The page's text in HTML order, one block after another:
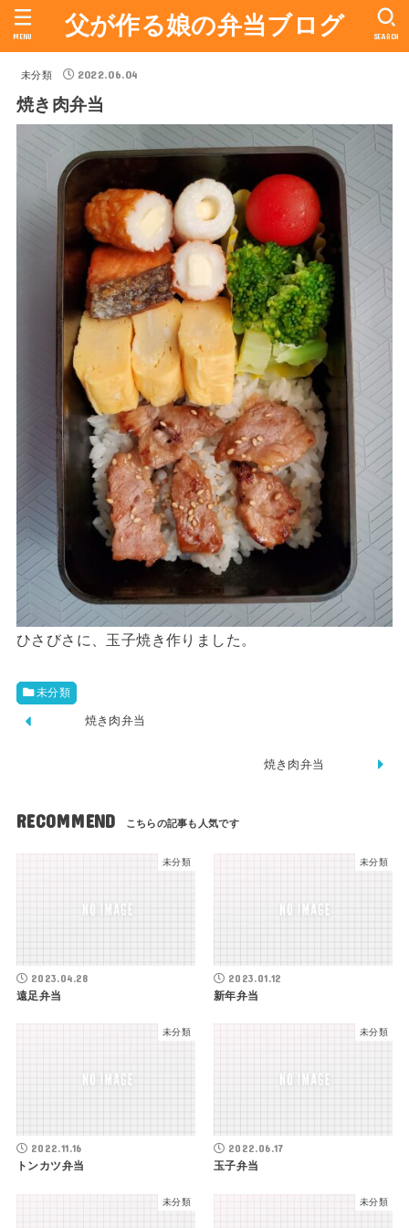
父が作る娘の弁当ブログ SEARCH
MENU
未分類 2022.06.04
焼き肉弁当
ひさびさに、玉子焼き作りました。
未分類
焼き肉弁当
焼き肉弁当
RECOMMEND
未分類
2023.04.28
遠足弁当
未分類
2023.01.12
新年弁当
未分類
2022.11.16
トンカツ弁当
未分類
2022.06.17
玉子弁当
未分類 未分類